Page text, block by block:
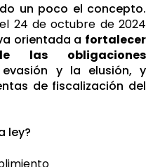
un poco el concepto.
24 de octubre de 2024
orientada a fortalecer
las obligaciones
y la elusión, y
de fiscalización del
ley?